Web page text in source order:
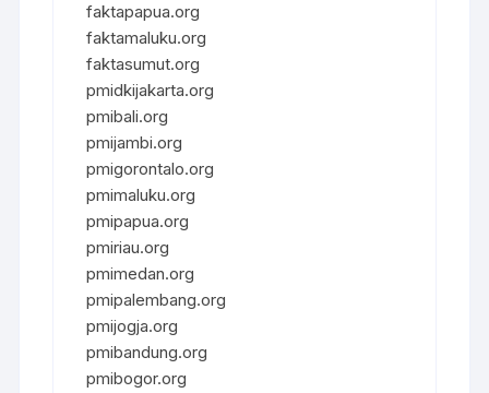
faktapapua.org
faktamaluku.org
faktasumut.org
pmidkijakarta.org
pmibali.org
pmijambi.org
pmigorontalo.org
pmimaluku.org
pmipapua.org
pmiriau.org
pmimedan.org
pmipalembang.org
pmijogja.org
pmibandung.org
pmibogor.org